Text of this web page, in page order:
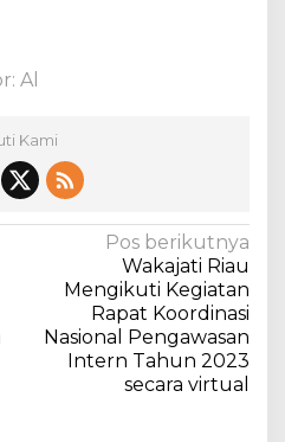
Al
Kami
Pos berikutnya
Wakajati Riau
Mengikuti Kegiatan
Rapat Koordinasi
Nasional Pengawasan
Intern Tahun 2023
secara virtual